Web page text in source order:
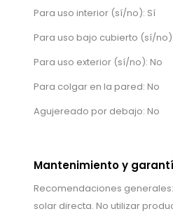
Para uso interior (sí/no): Sí
Para uso bajo cubierto (sí/
Para uso exterior (sí/no): No
Para colgar en la pared: No
Agujereado por debajo: No
Mantenimiento y
Recomendaciones
solar directa. No utilizar